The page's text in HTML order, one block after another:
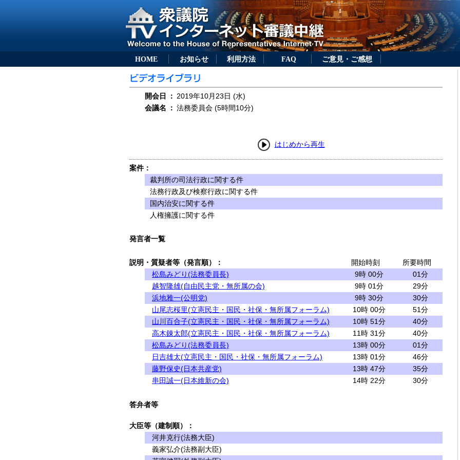
HOME お知らせ 利用方法 FAQ ご意見・ご感想
開会日 ： 2019年10月23日 (水)
会議名
： 法務委員会 (5時間10分)
はじめから再生
案件：
裁判所の司法行政に関する件
法務行政及び検察行政に関する件
国内治安に関する件
人権擁護に関する件
発言者一覧
説明・質疑者等（発言順）： 開始時刻
所要時間
松島みどり(法務委員長)
9時 00分
01分
越智隆雄(自由民主党・無所属の会)
9時 01分
29分
浜地雅一(公明党)
9時 30分
30分
山尾志桜里(立憲民主・国民・社保・無所属フォーラム)
10時 00分
51分
山川百合子(立憲民主・国民・社保・無所属フォーラム)
10時 51分
40分
高木錬太郎(立憲民主・国民・社保・無所属フォーラム)
11時 31分
40分
松島みどり(法務委員長)
13時 00分
01分
日吉雄太(立憲民主・国民・社保・無所属フォーラム)
13時 01分
46分
藤野保史(日本共産党)
13時 47分
35分
串田誠一(日本維新の会)
14時 22分 30分
答弁者等
大臣等（建制順）：
河井克行(法務大臣)
義家弘介(法務副大臣)